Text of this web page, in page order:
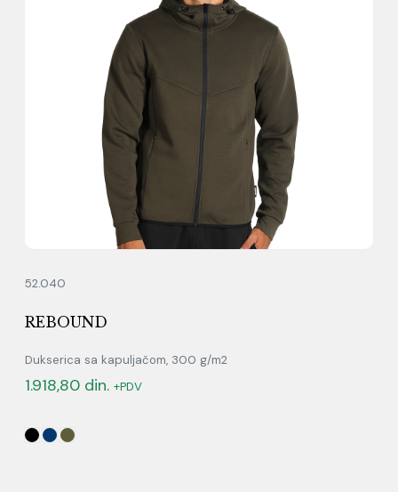
52.040
REBOUND
Dukserica sa kapuljačom, 300 g/m2
1.918,80 din. +PDV